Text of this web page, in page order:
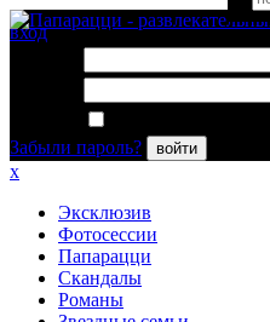
вход
Забыли пароль?
войти
x
Эксклюзив
Фотосессии
Папарацци
Скандалы
Романы